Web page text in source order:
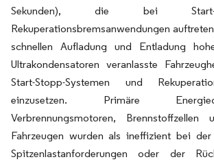
Sekunden), die bei Start-
Rekuperationsbremsanwendungen
schnellen Aufladung und Entladung
Ultrakondensatoren veranlasste
Start-Stopp-Systemen und
einzusetzen. Primäre
Verbrennungsmotoren,
Fahrzeugen wurden als ineffizient bei
Spitzenlastanforderungen oder der